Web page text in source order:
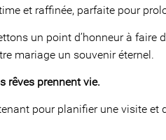
et raffinée, parfaite pour
un point d’honneur à
mariage un souvenir éternel.
rêves prennent vie.
pour planifier une visite et